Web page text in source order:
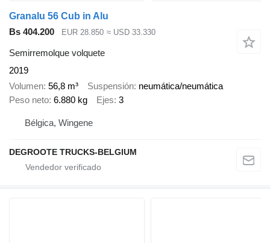
Granalu 56 Cub in Alu
Bs 404.200
EUR 28.850 ≈ USD 33.330
Semirremolque volquete
2019
Volumen 56,8 m³ Suspensión neumática/neumática
Peso neto 6.880 kg Ejes 3
Bélgica, Wingene
DEGROOTE TRUCKS-BELGIUM